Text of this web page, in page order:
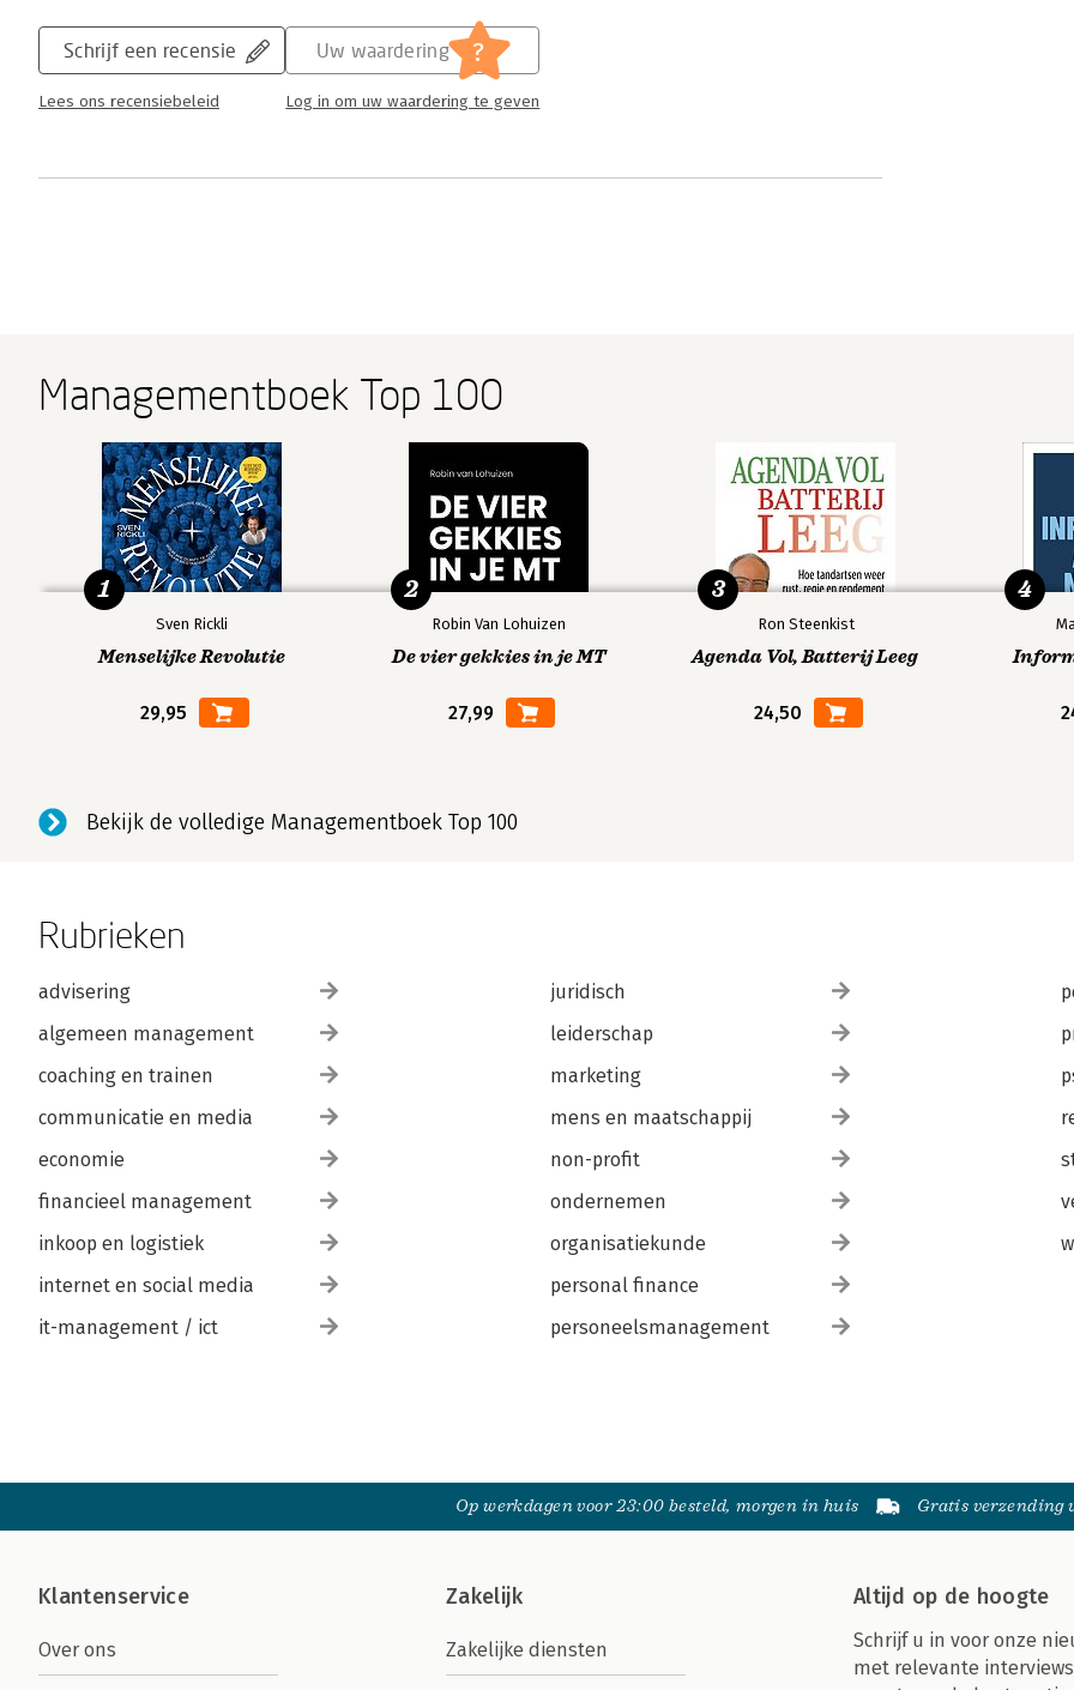
Schrijf een recensie
Lees ons recensiebeleid
Uw waardering ?
Log in om uw waardering te geven
Managementboek Top 100
Sven Rickli
Menselijke Revolutie
29,95
1
Robin Van Lohuizen
De vier gekkies in je MT
27,99
2
Ron Steenkist
Agenda Vol, Batterij Leeg
24,50
3 4
Bekijk de volledige Managementboek Top 100
Rubrieken
advisering
algemeen management
coaching en trainen
communicatie en media
economie
financieel management
inkoop en logistiek
internet en social media
it-management / ict
juridisch
leiderschap
marketing
mens en maatschappij
non-profit
ondernemen
organisatiekunde
personal finance
personeelsmanagement
Op werkdagen voor 23:00 besteld, morgen in huis Gratis verzending
Klantenservice
Over ons
Zakelijk
Zakelijke diensten
Altijd op de hoogte
Schrijf u in voor onze
met relevante